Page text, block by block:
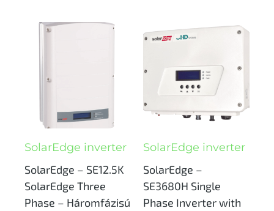
SolarEdge inverter
SolarEdge – SE12.5K
SolarEdge Three
Phase – Háromfázisú
SolarEdge inverter
SolarEdge –
SE3680H Single
Phase Inverter with